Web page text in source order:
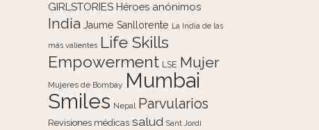
GIRLSTORIES Héroes anónimos
India Jaume Sanllorente La India de las
más valientes Life Skills
Empowerment LSE Mujer
Mujeres de Bombay Mumbai
Smiles Nepal Parvularios
Revisiones médicas salud Sant Jordi